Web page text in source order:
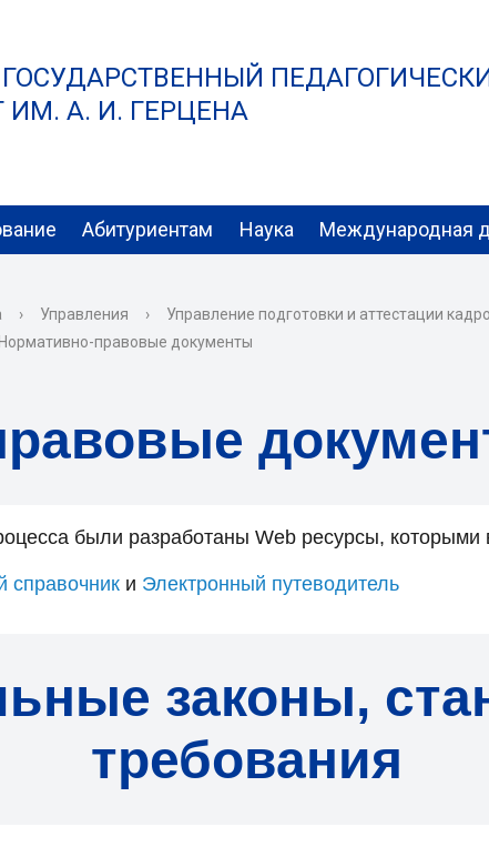
ИМ. А. И. ГЕРЦЕНА
Абитуриентам Наука Международная
› Управления › Управление подготовки и аттестации
Нормативно-правовые документы
были разработаны Web ресурсы, которыми
справочник и Электронный путеводитель
законы,
требования